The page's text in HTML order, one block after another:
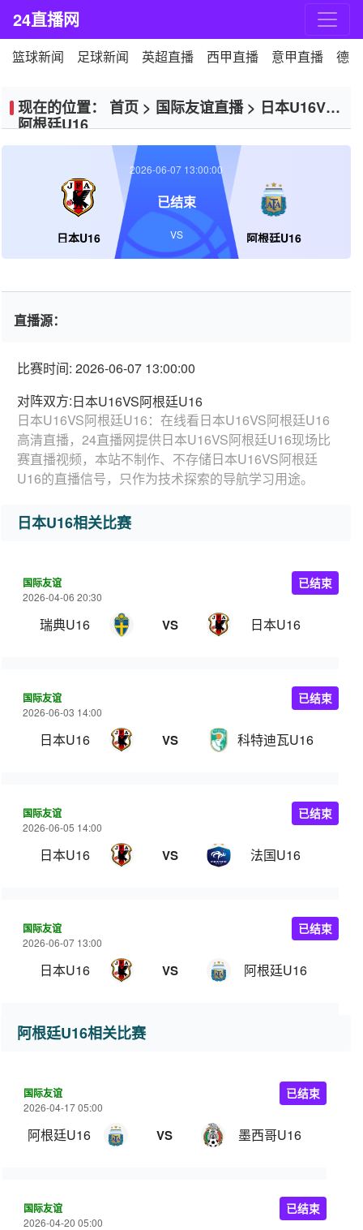
24直播网
篮球新闻 足球新闻 英超直播 西甲直播 意甲直播 德
现在的位置： 首页 > 国际友谊直播> 日本U16VS
阿根廷U16
日本U16 阿根廷U16
2026-06-07 13:00:00
已结束
VS
直播源：
比赛时间: 2026-06-07 13:00:00
对阵双方:日本U16VS阿根廷U16
日本U16VS阿根廷U16：在线看日本U16VS阿根廷U16
高清直播，24直播网提供日本U16VS阿根廷U16现场比
赛直播视频，本站不制作、不存储日本U16VS阿根廷
U16的直播信号，只作为技术探索的导航学习用途。
日本U16相关比赛
国际友谊
2026-04-06 20:30
瑞典U16 VS 日本U16
已结束
国际友谊
2026-06-03 14:00
日本U16 VS 科特迪瓦U16
已结束
国际友谊
2026-06-05 14:00
日本U16 VS 法国U16
已结束
国际友谊
2026-06-07 13:00
日本U16 VS 阿根廷U16
已结束
阿根廷U16相关比赛
国际友谊
2026-04-17 05:00
阿根廷U16 VS 墨西哥U16
已结束
国际友谊
2026-04-20 05:00
已结束